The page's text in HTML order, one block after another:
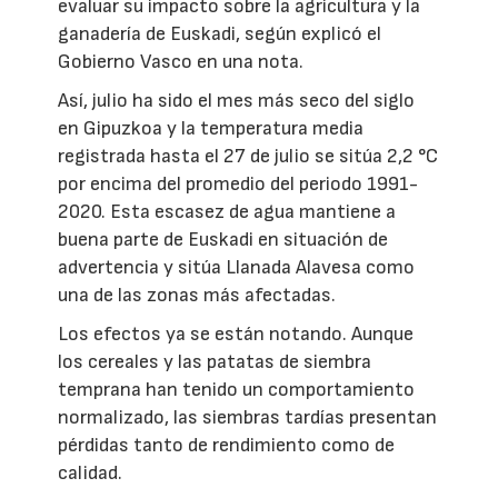
evaluar su impacto sobre la agricultura y la
ganadería de Euskadi, según explicó el
Gobierno Vasco en una nota.
Así, julio ha sido el mes más seco del siglo
en Gipuzkoa y la temperatura media
registrada hasta el 27 de julio se sitúa 2,2 °C
por encima del promedio del periodo 1991-
2020. Esta escasez de agua mantiene a
buena parte de Euskadi en situación de
advertencia y sitúa Llanada Alavesa como
una de las zonas más afectadas.
Los efectos ya se están notando. Aunque
los cereales y las patatas de siembra
temprana han tenido un comportamiento
normalizado, las siembras tardías presentan
pérdidas tanto de rendimiento como de
calidad.